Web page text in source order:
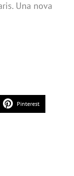
Una nova
Pinterest